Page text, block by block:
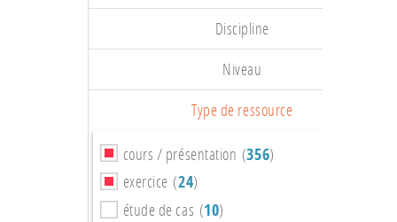
Discipline
Niveau
Type de ressource
cours / présentation (356)
exercice (24)
étude de cas (10)